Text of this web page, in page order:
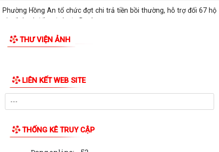
Phường Hồng An tổ chức đợt chi trả tiền bồi thường, hỗ trợ đối 67 hộ
gia đình có đất mộ thuộc Dự án...
UỶ BAN NHÂN DÂN PHƯỜNG HỒNG AN LÀM VIỆC VỚI MỘT SỐ DOANH
TẠI 16 TỔ DÂN PHỐ – HƯỚNG TỚI CHÍNH QUYỀN SỐ...
PHƯỜNG HỒNG AN ĐẨY MẠNH TUYÊN TRUYỀN, HƯỞNG ỨNG GIẢI BÁO
ĐOÀN GIÁM SÁT CỦA UỶ BAN MTTQ VIỆT NAM THÀNH PHỐ GIÁM
THƯ VIỆN ẢNH